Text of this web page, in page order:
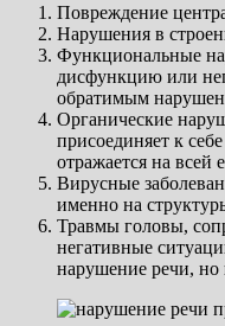
Повреждение
Нарушения в
Функциональные
дисфункцию или
обратимым
Органические
присоединяет к
отражается на всей
Вирусные
именно на
Травмы головы,
негативные
нарушение речи, но